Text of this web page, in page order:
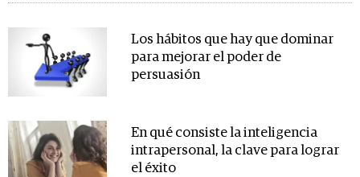
Los hábitos que hay que dominar
para mejorar el poder de
persuasión
En qué consiste la inteligencia
intrapersonal, la clave para lograr
el éxito